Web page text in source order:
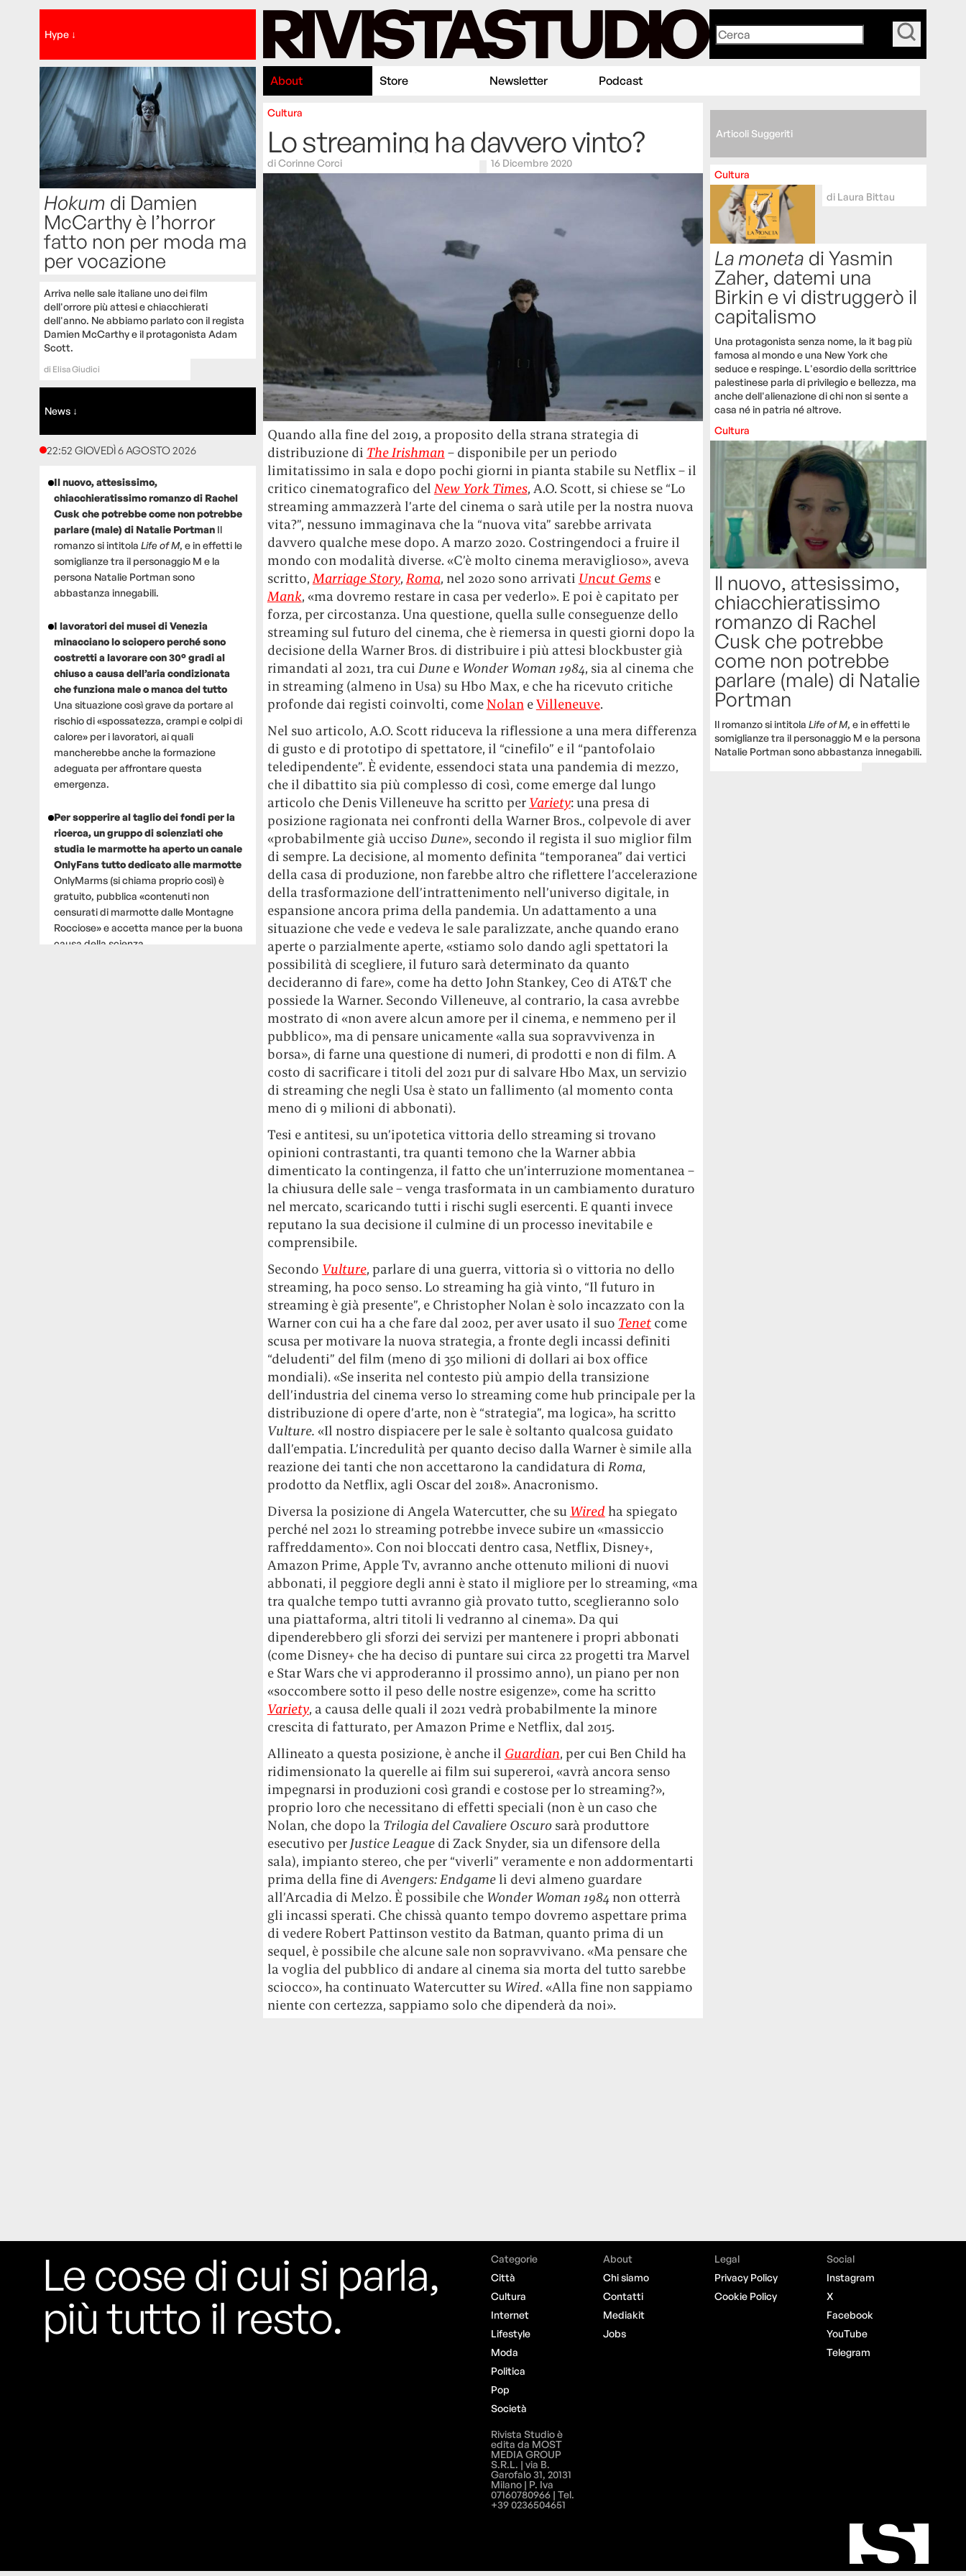
Hype ↓
Hokum di Damien
McCarthy è l’horror
fatto non per moda ma
per vocazione
Arriva nelle sale italiane uno dei film
dell'orrore più attesi e chiacchierati
dell'anno. Ne abbiamo parlato con il regista
Damien McCarthy e il protagonista Adam
Scott.
di Elisa Giudici
News ↓
22:52 GIOVEDÌ 6 AGOSTO 2026
Il nuovo, attesissimo,
chiacchieratissimo romanzo di Rachel
Cusk che potrebbe come non potrebbe
parlare (male) di Natalie Portman Il
romanzo si intitola Life of M, e in effetti le
somiglianze tra il personaggio M e la
persona Natalie Portman sono
abbastanza innegabili.
I lavoratori dei musei di Venezia
minacciano lo sciopero perché sono
costretti a lavorare con 30° gradi al
chiuso a causa dell’aria condizionata
che funziona male o manca del tutto
Una situazione così grave da portare al
rischio di «spossatezza, crampi e colpi di
calore» per i lavoratori, ai quali
mancherebbe anche la formazione
adeguata per affrontare questa
emergenza.
Per sopperire al taglio dei fondi per la
ricerca, un gruppo di scienziati che
studia le marmotte ha aperto un canale
OnlyFans tutto dedicato alle marmotte
OnlyMarms (si chiama proprio così) è
gratuito, pubblica «contenuti non
censurati di marmotte dalle Montagne
Rocciose» e accetta mance per la buona
causa della scienza.
About Store Newsletter Podcast
Cultura
Lo streaming ha davvero vinto?
diCorinne Corci 16 Dicembre 2020
Quando alla fine del 2019, a proposito della strana strategia di
distribuzione di The Irishman – disponibile per un periodo
limitatissimo in sala e dopo pochi giorni in pianta stabile su Netflix – il
critico cinematografico del New York Times, A.O. Scott, si chiese se “Lo
streaming ammazzerà l’arte del cinema o sarà utile per la nostra nuova
vita?”, nessuno immaginava che la “nuova vita” sarebbe arrivata
davvero qualche mese dopo. A marzo 2020. Costringendoci a fruire il
mondo con modalità diverse. «C’è molto cinema meraviglioso», aveva
scritto, Marriage Story, Roma, nel 2020 sono arrivati Uncut Gemse
Mank, «ma dovremo restare in casa per vederlo». E poi è capitato per
forza, per circostanza. Una questione, quella sulle conseguenze dello
streaming sul futuro del cinema, che è riemersa in questi giorni dopo la
decisione della Warner Bros. di distribuire i più attesi blockbuster già
rimandati al 2021, tra cui Dunee Wonder Woman 1984, sia al cinema che
in streaming (almeno in Usa) su Hbo Max, e che ha ricevuto critiche
profonde dai registi coinvolti, come NolaneVilleneuve.
Nel suo articolo, A.O. Scott riduceva la riflessione a una mera differenza
di gusto e di prototipo di spettatore, il “cinefilo” e il “pantofolaio
teledipendente”. È evidente, essendoci stata una pandemia di mezzo,
che il dibattito sia più complesso di così, come emerge dal lungo
articolo che Denis Villeneuve ha scritto per Variety: una presa di
posizione ragionata nei confronti della Warner Bros., colpevole di aver
«probabilmente già ucciso Dune», secondo il regista il suo miglior film
di sempre. La decisione, al momento definita “temporanea” dai vertici
della casa di produzione, non farebbe altro che riflettere l’accelerazione
della trasformazione dell’intrattenimento nell’universo digitale, in
espansione ancora prima della pandemia. Un adattamento a una
situazione che vede e vedeva le sale paralizzate, anche quando erano
aperte o parzialmente aperte, «stiamo solo dando agli spettatori la
possibilità di scegliere, il futuro sarà determinato da quanto
decideranno di fare», come ha detto John Stankey, Ceo di AT&T che
possiede la Warner. Secondo Villeneuve, al contrario, la casa avrebbe
mostrato di «non avere alcun amore per il cinema, e nemmeno per il
pubblico», ma di pensare unicamente «alla sua sopravvivenza in
borsa», di farne una questione di numeri, di prodotti e non di film. A
costo di sacrificare i titoli del 2021 pur di salvare Hbo Max, un servizio
di streaming che negli Usa è stato un fallimento (al momento conta
meno di 9 milioni di abbonati).
Tesi e antitesi, su un’ipotetica vittoria dello streaming si trovano
opinioni contrastanti, tra quanti temono che la Warner abbia
dimenticato la contingenza, il fatto che un’interruzione momentanea –
la chiusura delle sale – venga trasformata in un cambiamento duraturo
nel mercato, scaricando tutti i rischi sugli esercenti. E quanti invece
reputano la sua decisione il culmine di un processo inevitabile e
comprensibile.
Secondo Vulture, parlare di una guerra, vittoria sì o vittoria no dello
streaming, ha poco senso. Lo streaming ha già vinto, “Il futuro in
streaming è già presente”, e Christopher Nolan è solo incazzato con la
Warner con cui ha a che fare dal 2002, per aver usato il suo Tenetcome
scusa per motivare la nuova strategia, a fronte degli incassi definiti
“deludenti” del film (meno di 350 milioni di dollari ai box office
mondiali). «Se inserita nel contesto più ampio della transizione
dell’industria del cinema verso lo streaming come hub principale per la
distribuzione di opere d’arte, non è “strategia”, ma logica», ha scritto
Vulture. «Il nostro dispiacere per le sale è soltanto qualcosa guidato
dall’empatia. L’incredulità per quanto deciso dalla Warner è simile alla
reazione dei tanti che non accettarono la candidatura di Roma,
prodotto da Netflix, agli Oscar del 2018». Anacronismo.
Diversa la posizione di Angela Watercutter, che su Wiredha spiegato
perché nel 2021 lo streaming potrebbe invece subire un «massiccio
raffreddamento». Con noi bloccati dentro casa, Netflix, Disney+,
Amazon Prime, Apple Tv, avranno anche ottenuto milioni di nuovi
abbonati, il peggiore degli anni è stato il migliore per lo streaming, «ma
tra qualche tempo tutti avranno già provato tutto, sceglieranno solo
una piattaforma, altri titoli li vedranno al cinema». Da qui
dipenderebbero gli sforzi dei servizi per mantenere i propri abbonati
(come Disney+ che ha deciso di puntare sui circa 22 progetti tra Marvel
e Star Wars che vi approderanno il prossimo anno), un piano per non
«soccombere sotto il peso delle nostre esigenze», come ha scritto
Variety, a causa delle quali il 2021 vedrà probabilmente la minore
crescita di fatturato, per Amazon Prime e Netflix, dal 2015.
Allineato a questa posizione, è anche il Guardian, per cui Ben Child ha
ridimensionato la querelle ai film sui supereroi, «avrà ancora senso
impegnarsi in produzioni così grandi e costose per lo streaming?»,
proprio loro che necessitano di effetti speciali (non è un caso che
Nolan, che dopo la Trilogia del Cavaliere Oscuro sarà produttore
esecutivo per Justice League di Zack Snyder, sia un difensore della
sala), impianto stereo, che per “viverli” veramente e non addormentarti
prima della fine diAvengers: Endgameli devi almeno guardare
all’Arcadia di Melzo. È possibile che Wonder Woman 1984 non otterrà
gli incassi sperati. Che chissà quanto tempo dovremo aspettare prima
di vedere Robert Pattinson vestito da Batman, quanto prima di un
sequel, è possibile che alcune sale non sopravvivano. «Ma pensare che
la voglia del pubblico di andare al cinema sia morta del tutto sarebbe
sciocco», ha continuato Watercutter su Wired. «Alla fine non sappiamo
niente con certezza, sappiamo solo che dipenderà da noi».
Articoli Suggeriti
Cultura
di Laura Bittau
La moneta di Yasmin
Zaher, datemi una
Birkin e vi distruggerò il
capitalismo
Una protagonista senza nome, la it bag più
famosa al mondo e una New York che
seduce e respinge. L'esordio della scrittrice
palestinese parla di privilegio e bellezza, ma
anche dell'alienazione di chi non si sente a
casa né in patria né altrove.
Cultura
Il nuovo, attesissimo,
chiacchieratissimo
romanzo di Rachel
Cusk che potrebbe
come non potrebbe
parlare (male) di Natalie
Portman
Il romanzo si intitolaLife of M, e in effetti le
somiglianze tra il personaggio M e la persona
Natalie Portman sono abbastanza innegabili.
Le cose di cui si parla,
più tutto il resto.
Categorie
Città
Cultura
Internet
Lifestyle
Moda
Politica
Pop
Società
About
Chi siamo
Contatti
Mediakit
Jobs
Legal
Privacy Policy
Cookie Policy
Social
Instagram
X
Facebook
YouTube
Telegram
Rivista Studio è
edita da MOST
MEDIA GROUP
S.R.L. | via B.
Garofalo 31, 20131
Milano | P. Iva
07160780966 | Tel.
+39 0236504651